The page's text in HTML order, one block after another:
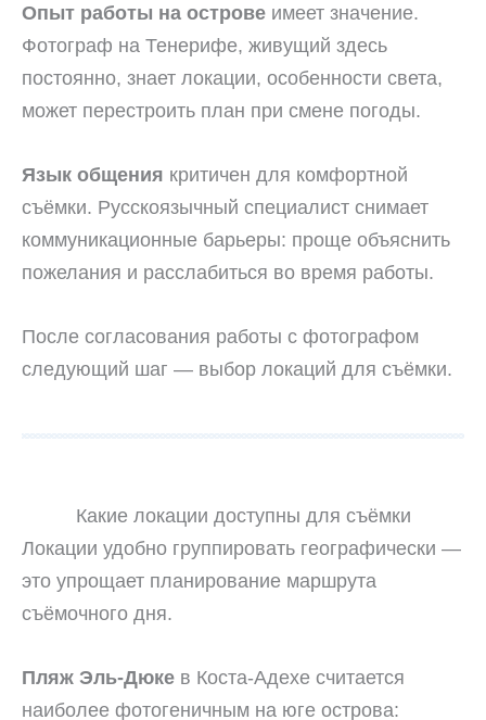
Опыт работы на острове имеет значение.
Фотограф на Тенерифе, живущий здесь
постоянно, знает локации, особенности света,
может перестроить план при смене погоды.
Язык общения критичен для комфортной
съёмки. Русскоязычный специалист снимает
коммуникационные барьеры: проще объяснить
пожелания и расслабиться во время работы.
После согласования работы с фотографом
следующий шаг — выбор локаций для съёмки.
Какие локации доступны для съёмки
Локации удобно группировать географически —
это упрощает планирование маршрута
съёмочного дня.
Пляж Эль-Дюке в Коста-Адехе считается
наиболее фотогеничным на юге острова: